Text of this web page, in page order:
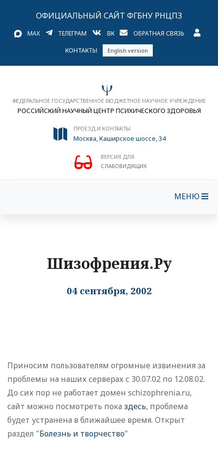
ОФИЦИАЛЬНЫЙ САЙТ ФГБНУ РНЦПЗ
MAX ТЕЛЕГРАМ ВК ОБРАТНАЯ СВЯЗЬ
КОНТАКТЫ English version
ФЕДЕРАЛЬНОЕ ГОСУДАРСТВЕННОЕ БЮДЖЕТНОЕ НАУЧНОЕ УЧРЕЖДЕНИЕ
РОССИЙСКИЙ НАУЧНЫЙ ЦЕНТР ПСИХИЧЕСКОГО ЗДОРОВЬЯ
ПРОЕЗД И КОНТАКТЫ
Москва, Каширское шоссе, 34
ВЕРСИЯ ДЛЯ
СЛАБОВИДЯЩИХ
МЕНЮ
Шизофрения.Ру
04 сентября, 2002
Приносим пользователям огромные извинения за
проблемы на наших серверах с 30.07.02 по 12.08.02.
До сих пор не работает домен schizophrenia.ru,
сайт можно посмотреть пока здесь, проблема
будет устранена в ближайшее время. Открыт
раздел "Болезнь и творчество"